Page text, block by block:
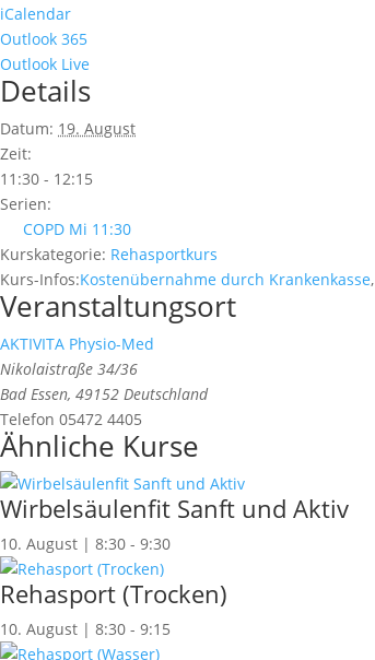
iCalendar
Outlook 365
Outlook Live
Details
Datum: 19. August
Zeit:
11:30 - 12:15
Serien:
COPD Mi 11:30
Kurskategorie: Rehasportkurs
Kurs-Infos:Kostenübernahme durch Krankenkasse,
Veranstaltungsort
AKTIVITA Physio-Med
Nikolaistraße 34/36
Bad Essen, 49152 Deutschland
Telefon 05472 4405
Ähnliche Kurse
Wirbelsäulenfit Sanft und Aktiv
10. August | 8:30 - 9:30
Rehasport (Trocken)
10. August | 8:30 - 9:15